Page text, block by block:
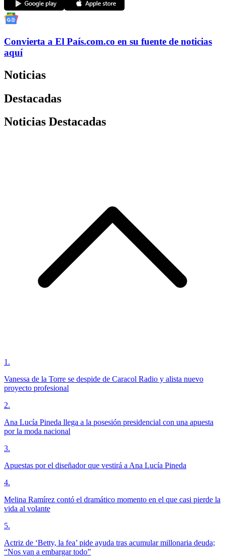
Convierta a El País.com.co en su fuente de noticias
aquí
Noticias
Destacadas
Noticias Destacadas
1 .
Vanessa de la Torre se despide de Caracol Radio y alista nuevo
proyecto profesional
2.
Ana Lucía Pineda llega a la posesión presidencial con una apuesta
por la moda nacional
3.
Apuestas por el diseñador que vestirá a Ana Lucía Pineda
4.
Melina Ramírez contó el dramático momento en el que casi pierde la
vida al volante
5.
Actriz de ‘Betty, la fea’ pide ayuda tras acumular millonaria deuda;
“Nos van a embargar todo”